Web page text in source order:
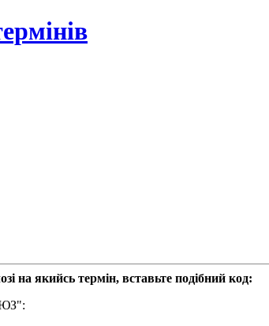
на якийсь термін, вставьте подібний код: